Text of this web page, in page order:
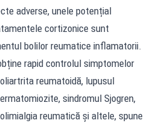
adverse, unele potențial
cortizonice sunt
bolilor reumatice inflamatorii.
rapid controlul simptomelor
reumatoidă, lupusul
sindromul Sjogren,
reumatică și altele, spune